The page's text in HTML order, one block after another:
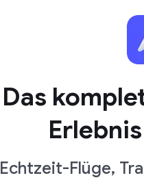
Das
Echtzeit-Flüge,